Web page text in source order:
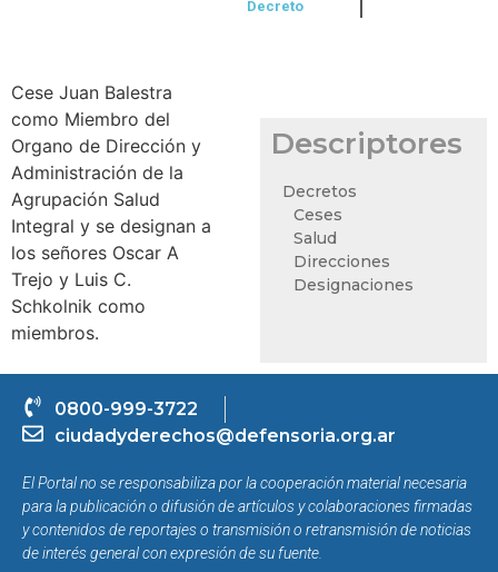
Decreto
Cese Juan Balestra
como Miembro del
Organo de Dirección y
Administración de la
Agrupación Salud
Integral y se designan a
los señores Oscar A
Trejo y Luis C.
Schkolnik como
miembros.
Descriptores
Decretos
Ceses
Salud
Direcciones
Designaciones
0800-999-3722
ciudadyderechos@defensoria.org.ar
El Portal no se responsabiliza por la cooperación material necesaria
para la publicación o difusión de artículos y colaboraciones firmadas
y contenidos de reportajes o transmisión o retransmisión de noticias
de interés general con expresión de su fuente.